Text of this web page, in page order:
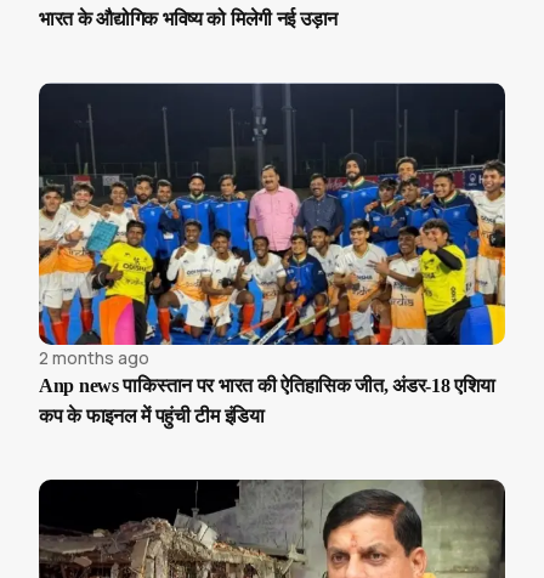
भारत के औद्योगिक भविष्य को मिलेगी नई उड़ान
2 months ago
Anp news पाकिस्तान पर भारत की ऐतिहासिक जीत, अंडर-18 एशिया
कप के फाइनल में पहुंची टीम इंडिया